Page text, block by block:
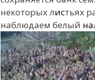
некоторых листьях
наблюдаем белый на